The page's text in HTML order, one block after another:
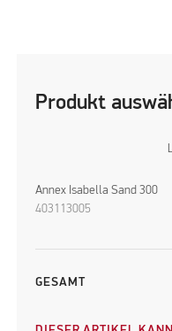
Produkt
Annex Isabella Sand 300
403113005
GESAMT